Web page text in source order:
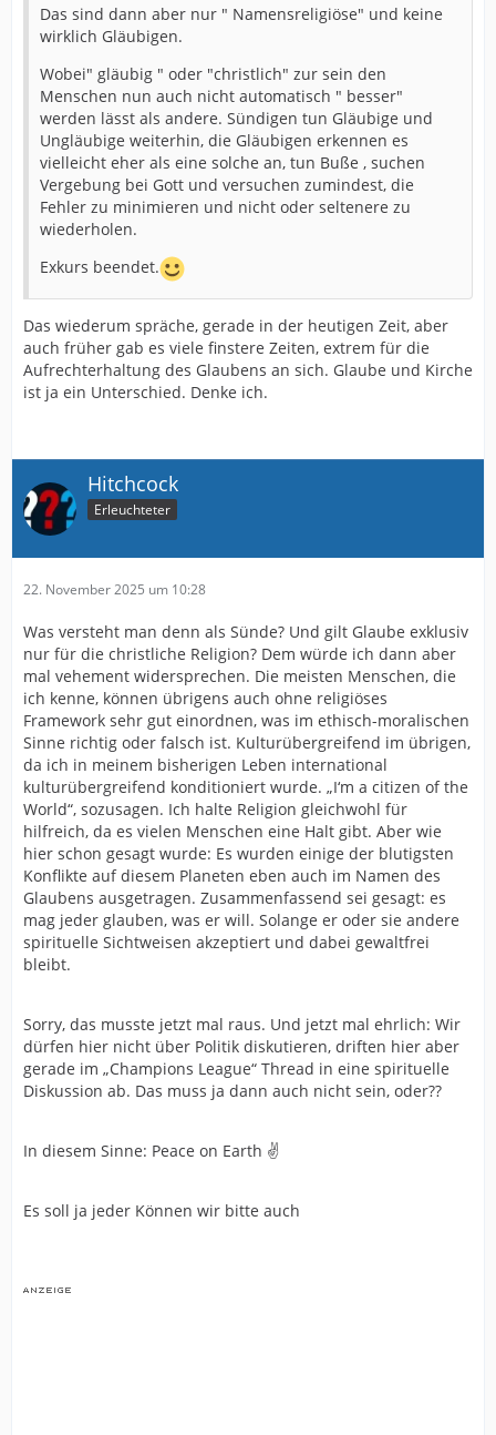
Das sind dann aber nur " Namensreligiöse" und keine
wirklich Gläubigen.
Wobei" gläubig " oder "christlich" zur sein den
Menschen nun auch nicht automatisch " besser"
werden lässt als andere. Sündigen tun Gläubige und
Ungläubige weiterhin, die Gläubigen erkennen es
vielleicht eher als eine solche an, tun Buße , suchen
Vergebung bei Gott und versuchen zumindest, die
Fehler zu minimieren und nicht oder seltenere zu
wiederholen.
Exkurs beendet.
Das wiederum spräche, gerade in der heutigen Zeit, aber
auch früher gab es viele finstere Zeiten, extrem für die
Aufrechterhaltung des Glaubens an sich. Glaube und Kirche
ist ja ein Unterschied. Denke ich.
Hitchcock
Erleuchteter
22. November 2025 um 10:28
Was versteht man denn als Sünde? Und gilt Glaube exklusiv
nur für die christliche Religion? Dem würde ich dann aber
mal vehement widersprechen. Die meisten Menschen, die
ich kenne, können übrigens auch ohne religiöses
Framework sehr gut einordnen, was im ethisch-moralischen
Sinne richtig oder falsch ist. Kulturübergreifend im übrigen,
da ich in meinem bisherigen Leben international
kulturübergreifend konditioniert wurde. „I‘m a citizen of the
World“, sozusagen. Ich halte Religion gleichwohl für
hilfreich, da es vielen Menschen eine Halt gibt. Aber wie
hier schon gesagt wurde: Es wurden einige der blutigsten
Konflikte auf diesem Planeten eben auch im Namen des
Glaubens ausgetragen. Zusammenfassend sei gesagt: es
mag jeder glauben, was er will. Solange er oder sie andere
spirituelle Sichtweisen akzeptiert und dabei gewaltfrei
bleibt.
Sorry, das musste jetzt mal raus. Und jetzt mal ehrlich: Wir
dürfen hier nicht über Politik diskutieren, driften hier aber
gerade im „Champions League“ Thread in eine spirituelle
Diskussion ab. Das muss ja dann auch nicht sein, oder??
In diesem Sinne: Peace on Earth ✌️
Es soll ja jeder Können wir bitte auch